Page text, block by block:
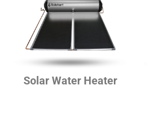
Solar Water Heater